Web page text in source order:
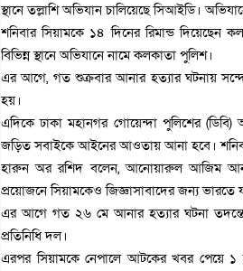
স্থানে তল্লাশি অভিযান চালিয়েছে সিআইডি।
শনিবার সিয়ামকে ১৪ দিনের রিমান্ড
বিভিন্ন স্থানে অভিযানে নামে কলকাতা পুলিশ।
এর আগে, গত শুক্রবার আনার হত্যার ঘটনায়
হয়।
এদিকে ঢাকা মহানগর গোয়েন্দা পুলিশের
জড়িত সবাইকে আইনের আওতায় আনা হবে।
হারুন অর রশিদ বলেন, আনোয়ারুল আজিম
প্রয়োজনে সিয়ামকেও জিজ্ঞাসাবাদের জন্য ভারতে
এর আগে গত ২৬ মে আনার হত্যার ঘটনা তদন্তে
প্রতিনিধি দল।
এরপর সিয়ামকে নেপালে আটকের খবর পেয়ে